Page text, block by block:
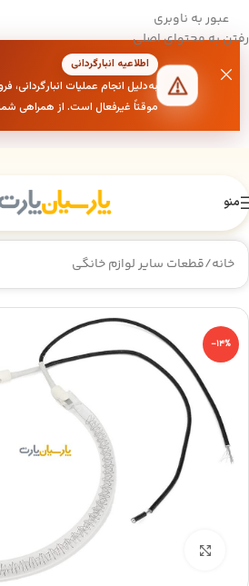
عبور به ناوبری
رفتن به محتوای اصلی
اطلاعیه انبارگردانی
به‌دلیل انجام عملیات
موقتاً غیرفعال است. از همراهی
منو
خانه/قطعات سایر لوازم خانگی
-14%